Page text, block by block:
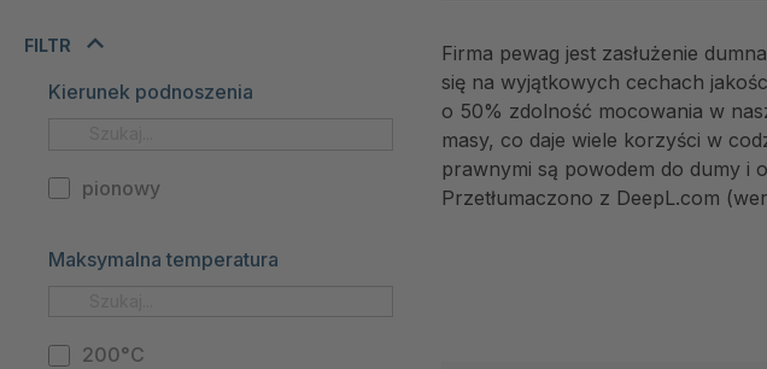
FILTR
Kierunek podnoszenia
pionowy
Maksymalna temperatura
200°C
Firma pewag jest zasłużenie
się na wyjątkowych cechach
o 50% zdolność mocowania w
masy, co daje wiele korzyści w
prawnymi są powodem do dumy i
Przetłumaczono z DeepL.com